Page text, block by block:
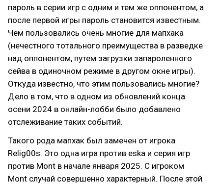
пароль в серии игр с одним и тем же оппонентом, а
после первой игры пароль становится известным.
Чем пользовались очень многие для мапхака
(нечестного тотального преимущества в разведке
над оппонентом, путем загрузки запароленного
сейва в одиночном режиме в другом окне игры).
Откуда известно, что этим пользовались многие?
Дело в том, что в одном из обновлений конца
осени 2024 в онлайн-лобби было добавлено
отслеживание таких событий.
Такого рода мапхак был замечен от игрока
Relig00s. Это одна игра против eska и серия игр
против Mont в начале января 2025. C игроком
Mont случай совершенно характерный. После этой